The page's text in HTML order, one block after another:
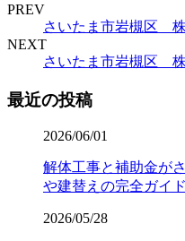
PREV
さいたま市岩槻区
NEXT
さいたま市岩槻区
最近の投稿
2026/06/01
解体工事と補助金が
や建替えの完全ガイド
2026/05/28